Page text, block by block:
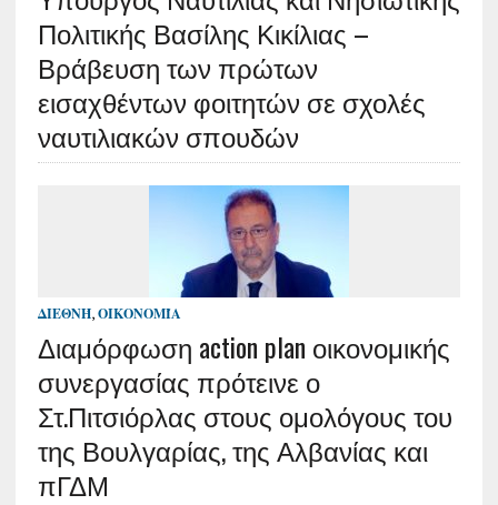
Πολιτικής Βασίλης Κικίλιας –
Βράβευση των πρώτων
εισαχθέντων φοιτητών σε σχολές
ναυτιλιακών σπουδών
ΔΙΕΘΝΉ, ΟΙΚΟΝΟΜΊΑ
Διαμόρφωση action plan οικονομικής
συνεργασίας πρότεινε ο
Στ.Πιτσιόρλας στους ομολόγους του
της Βουλγαρίας, της Αλβανίας και
πΓΔΜ